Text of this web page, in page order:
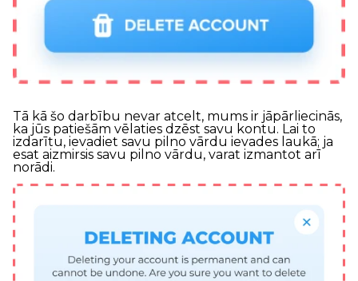
Tā kā šo darbību nevar atcelt, mums ir jāpārliecinās,
ka jūs patiešām vēlaties dzēst savu kontu. Lai to
izdarītu, ievadiet savu pilno vārdu ievades laukā; ja
esat aizmirsis savu pilno vārdu, varat izmantot arī
norādi.